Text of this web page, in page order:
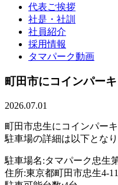
代表ご挨拶
社是・社訓
社員紹介
採用情報
タマパーク動画
町田市にコインパー
2026.07.01
町田市忠生にコインパー
駐車場の詳細は以下とな
駐車場名:タマパーク忠生
住所:東京都町田市忠生4-